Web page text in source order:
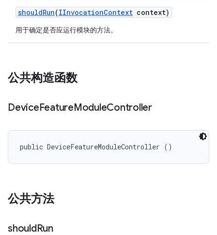
shouldRun(IInvocationContext context)
用于确定是否应运行模块的方法。
公共构造函数
DeviceFeatureModuleController
public DeviceFeatureModuleController ()
公共方法
shouldRun